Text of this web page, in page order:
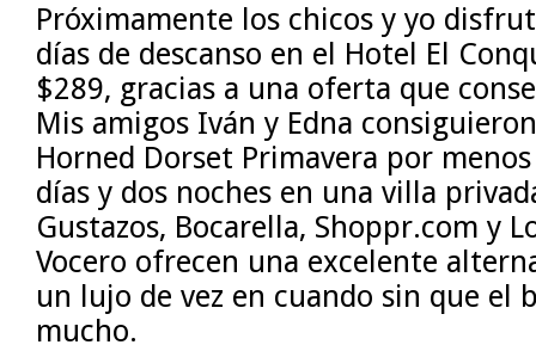
Próximamente los chicos y yo
días de descanso en el Hotel El
$289, gracias a una oferta que
Mis amigos Iván y Edna
Horned Dorset Primavera por
días y dos noches en una villa
Gustazos, Bocarella, Shoppr.com y
Vocero ofrecen una excelente
un lujo de vez en cuando sin que el
mucho.